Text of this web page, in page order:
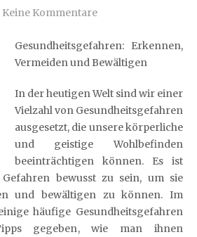
Keine Kommentare
Gesundheitsgefahren: Erkennen,
Vermeiden und Bewältigen
In der heutigen Welt sind wir einer
Vielzahl von Gesundheitsgefahren
ausgesetzt, die unsere körperliche
und geistige Wohlbefinden
beeinträchtigen können. Es ist
bewusst zu sein, um sie
und bewältigen zu können. Im
häufige Gesundheitsgefahren
gegeben, wie man ihnen